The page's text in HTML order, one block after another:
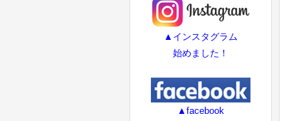
▲インスタグラム
始めました！
▲facebook